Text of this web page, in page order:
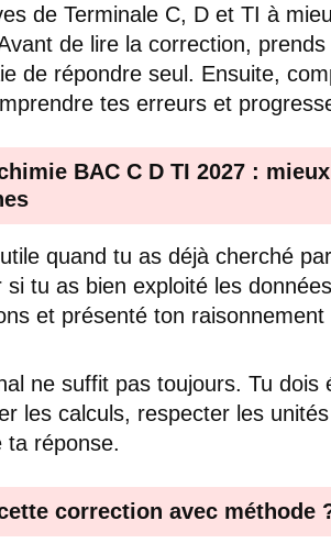
de Terminale C, D et TI à
de lire la correction, prends
de répondre seul. Ensuite,
tes erreurs et
BAC C D TI 2027 : mieux
quand tu as déjà cherché
si tu as bien exploité les
et présenté ton raisonnement
ne suffit pas toujours. Tu dois
les calculs, respecter les
ta réponse.
correction avec méthode